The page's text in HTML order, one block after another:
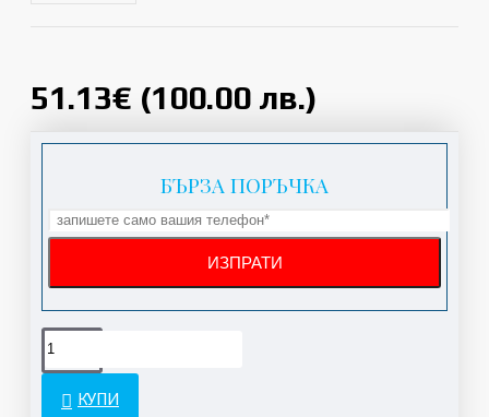
51.13€ (100.00 лв.)
БЪРЗА ПОРЪЧКА
КУПИ